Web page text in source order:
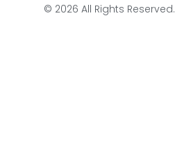
© 2026 All Rights Reserved.